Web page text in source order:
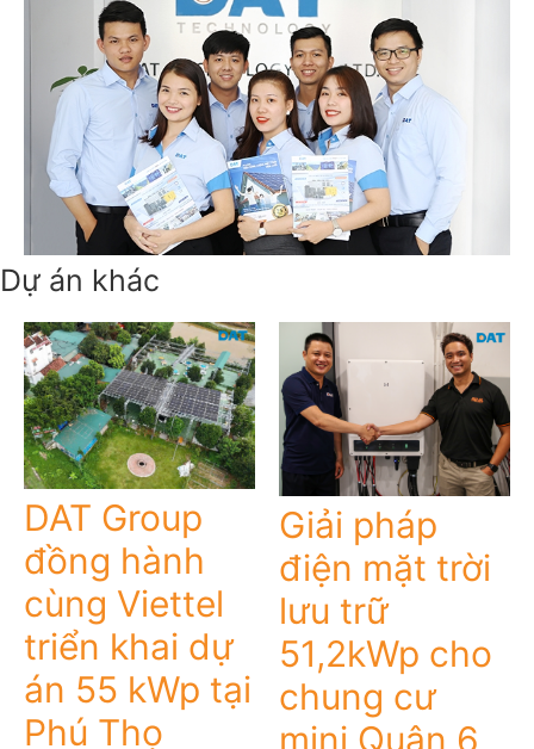
Dự án khác
DAT Group
đồng hành
cùng Viettel
triển khai dự
án 55 kWp tại
Phú Thọ
Giải pháp
điện mặt trời
lưu trữ
51,2kWp cho
chung cư
mini Quận 6,